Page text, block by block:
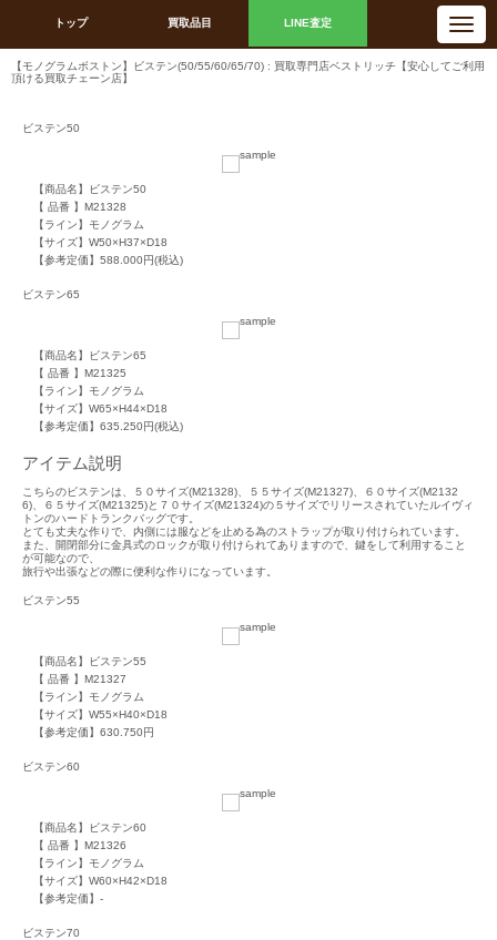
トップ 買取品目 LINE査定
N
a
v
i
g
【モノグラムボストン】ビステン(50/55/60/65/70) : 買取専門店ベストリッチ【安心してご利用
頂ける買取チェーン店】
ビステン50
【商品名】ビステン50
【 品番 】M21328
【ライン】モノグラム
【サイズ】W50×H37×D18
【参考定価】588.000円(税込)
ビステン65
【商品名】ビステン65
【 品番 】M21325
【ライン】モノグラム
【サイズ】W65×H44×D18
【参考定価】635.250円(税込)
アイテム説明
こちらのビステンは、５０サイズ(M21328)、５５サイズ(M21327)、６０サイズ(M2132
6)、６５サイズ(M21325)と７０サイズ(M21324)の５サイズでリリースされていたルイヴィ
トンのハードトランクバッグです。
とても丈夫な作りで、内側には服などを止める為のストラップが取り付けられています。
また、開閉部分に金具式のロックが取り付けられてありますので、鍵をして利用すること
が可能なので、
旅行や出張などの際に便利な作りになっています。
ビステン55
【商品名】ビステン55
【 品番 】M21327
【ライン】モノグラム
【サイズ】W55×H40×D18
【参考定価】630.750円
ビステン60
【商品名】ビステン60
【 品番 】M21326
【ライン】モノグラム
【サイズ】W60×H42×D18
【参考定価】-
ビステン70